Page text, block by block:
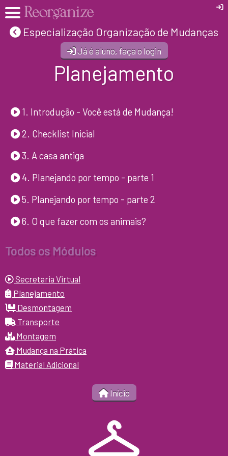
Especialização Organização de Mudanças
Já é aluno, faça o login
Planejamento
1. Introdução - Você está de Mudança!
2. Checklist Inicial
3. A casa antiga
4. Planejando por tempo - parte 1
5. Planejando por tempo - parte 2
6. O que fazer com os animais?
Todos os Módulos
Secretaria Virtual
Planejamento
Desmontagem
Transporte
Montagem
Mudança na Prática
Material Adicional
Início